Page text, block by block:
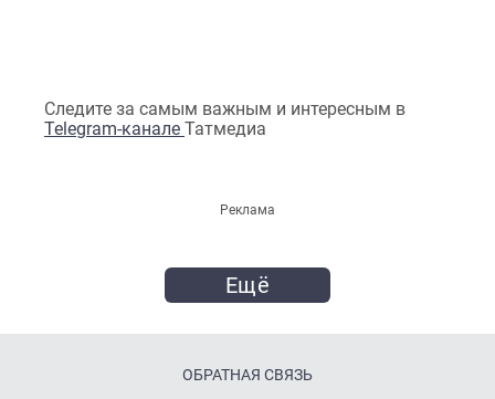
Следите за самым важным и интересным в
Telegram-канале Татмедиа
Реклама
Ещё
ОБРАТНАЯ СВЯЗЬ